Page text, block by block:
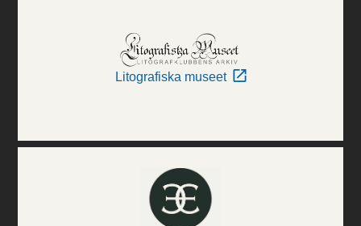
Litografiska museet